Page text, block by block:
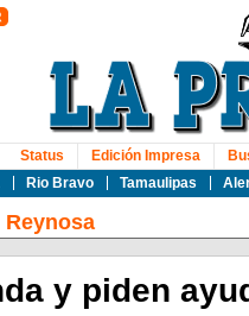
Rio Bravo Tamaulipas
Status Edición Impresa
Reynosa
y piden